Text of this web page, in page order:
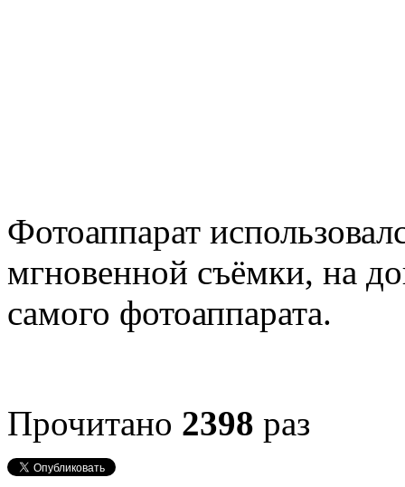
Фотоаппарат
мгновенной съёмки, на
самого фотоаппарата.
Прочитано 2398 раз